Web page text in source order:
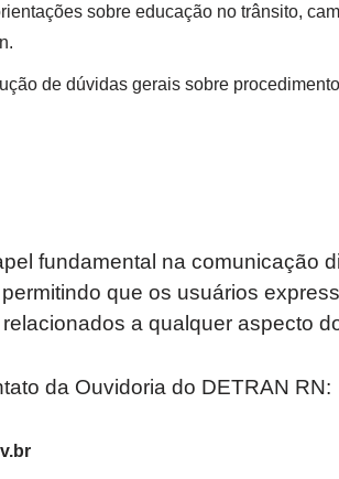
sobre educação no trânsito,
de dúvidas gerais sobre
fundamental na comunicação
que os usuários
a qualquer aspecto
da Ouvidoria do DETRAN RN: